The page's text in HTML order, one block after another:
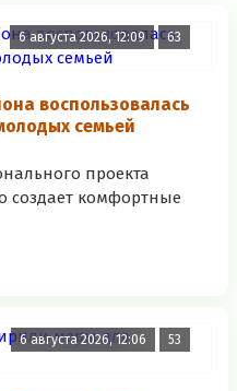
6 августа 2026, 12:09 63
воспользовалась
семьей
проекта
создает комфортные
6 августа 2026, 12:06 53